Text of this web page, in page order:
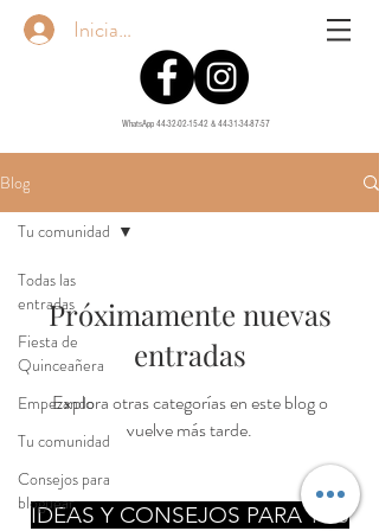
Iniciar sesión
WhatsApp 44-32-02-15-42 & 44-31-34-87-57
Blog
Todas las
entradas
Fiesta de
Quinceañera
Empezando
Tu comunidad
Consejos para
bloguear
Tu comunidad
Próximamente nuevas
entradas
Explora otras categorías en este blog o
vuelve más tarde.
IDEAS Y CONSEJOS PARA TUS